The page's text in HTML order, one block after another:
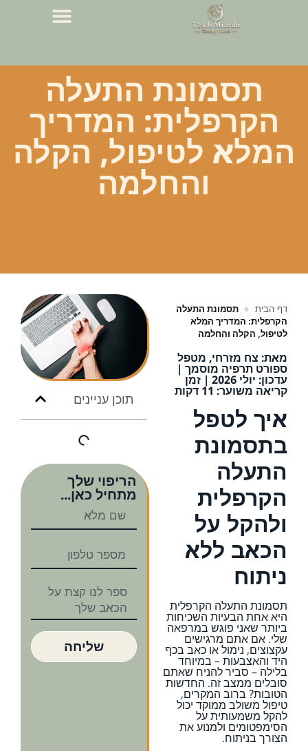
תסמונת התעלה
הקרפלית: המדריך
המלא לטיפול, הקלה
והחלמה
דף הבית » תסמונת התעלה
הקרפלית: המדריך המלא
לטיפול, הקלה והחלמה
מאת: צח מזרחי, מטפל
ספורט תרפיה מוסמך |
עדכון: יולי 2026 | זמן
קריאה משוער: 11 דקות
איך לטפל
בתסמונת
התעלה
הקרפלית
ולהקל על
הכאב ללא
ניתוח
תסמונת התעלה הקרפלית
היא אחת הבעיות השכיחות
ביותר שאני פוגש במרפאה
שלי. אם אתם מרגישים
עקצוצים, נימול או כאב בכף
היד והאצבעות – במיוחד
בלילה – סביר להניח שאתם
סובלים ממצב זה. החדשות
הטובות? ברוב המקרים,
טיפול משולב ממוקד יכול
להקל משמעותית על
הסימפטומים ולמנוע את
הצורך בניתוח.
תוכן עניינים
הריפוי שלך
מתחיל כאן...
שליחה